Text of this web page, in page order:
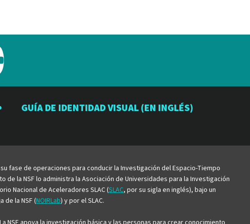
GUÍA DE IDENTIDAD VISUAL (EN INGLÉS)
fase de operaciones para conducir la Investigación del Espacio-Tiempo
la NSF lo administra la Asociación de Universidades para la Investigación
Nacional de Aceleradores SLAC (SLAC, por su sigla en inglés), bajo un
de la NSF (NOIRLab) y por el SLAC.